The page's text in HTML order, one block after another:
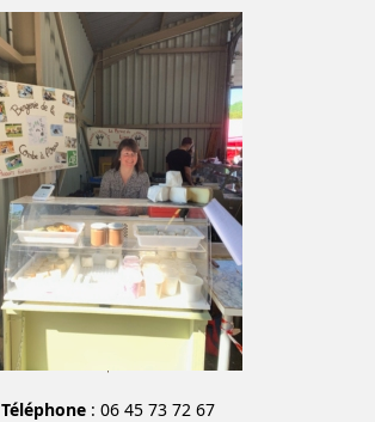
Téléphone: 06 45 73 72 67